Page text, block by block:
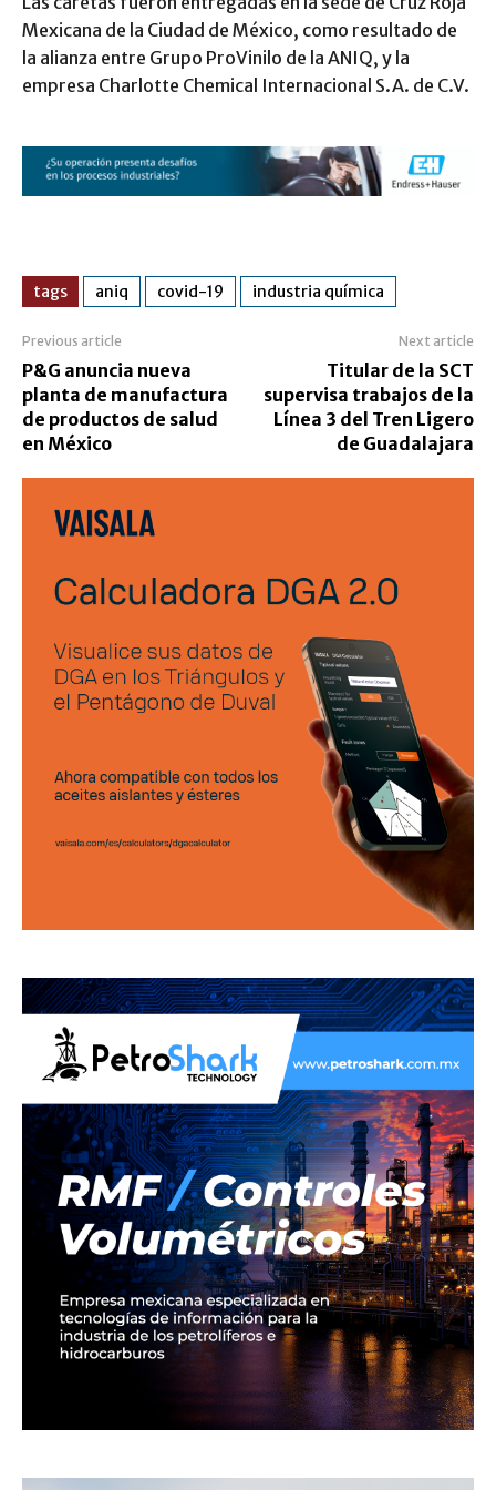
Mexicana de la Ciudad de México, como resultado de
la alianza entre Grupo ProVinilo de la ANIQ, y la
empresa Charlotte Chemical Internacional S.A. de C.V.
tags aniq covid-19 industria química
Previous article
P&G anuncia nueva
planta de manufactura
de productos de salud
en México
Next article
Titular de la SCT
supervisa trabajos de la
Línea 3 del Tren Ligero
de Guadalajara